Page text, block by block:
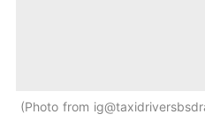
Photo from